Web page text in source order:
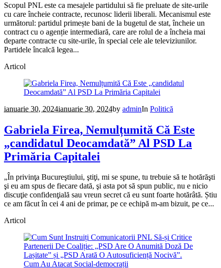
Scopul PNL este ca mesajele partidului să fie preluate de site-urile
cu care încheie contracte, recunosc liderii liberali. Mecanismul este
următorul: partidul primește bani de la bugetul de stat, încheie un
contract cu o agenție intermediară, care are rolul de a încheia mai
departe contracte cu site-urile, în special cele ale televiziunilor.
Partidele încalcă legea...
Articol
ianuarie 30, 2024ianuarie 30, 2024by adminIn Politică
Gabriela Firea, Nemulțumită Că Este
„candidatul Deocamdată” Al PSD La
Primăria Capitalei
„În privinţa Bucureştiului, ştiţi, mi se spune, tu trebuie să te hotărăşti
şi eu am spus de fiecare dată, şi asta pot să spun public, nu e nicio
discuţie confidenţială sau vreun secret că eu sunt foarte hotărâtă. Știu
ce am făcut în cei 4 ani de primar, pe ce echipă m-am bizuit, pe ce...
Articol